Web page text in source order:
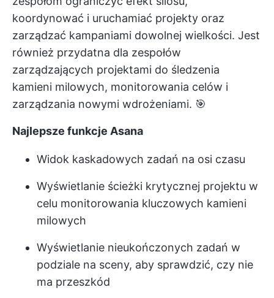
koordynować i uruchamiać projekty oraz
zarządzać kampaniami dowolnej wielkości. Jest
również przydatna dla zespołów
zarządzających projektami do śledzenia
kamieni milowych, monitorowania celów i
zarządzania nowymi wdrożeniami. 🎯
Najlepsze funkcje Asana
Widok kaskadowych zadań na osi czasu
Wyświetlanie ścieżki krytycznej projektu w
celu monitorowania kluczowych kamieni
milowych
Wyświetlanie nieukończonych zadań w
podziale na sceny, aby sprawdzić, czy nie
ma przeszkód